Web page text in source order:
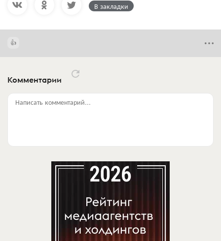
В закладки
Комментарии
Написать комментарий...